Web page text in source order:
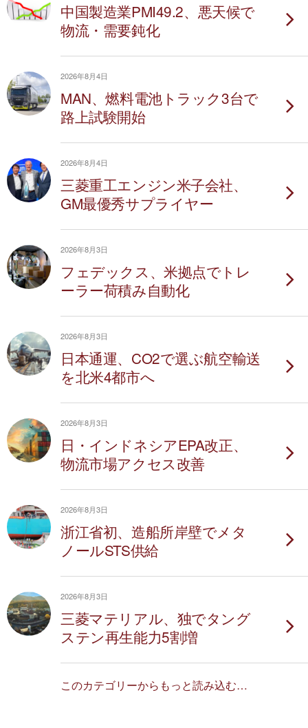
中国製造業PMI49.2、悪天候で
物流・需要鈍化
2026年8月4日
MAN、燃料電池トラック3台で
路上試験開始
2026年8月4日
三菱重工エンジン米子会社、
GM最優秀サプライヤー
2026年8月3日
フェデックス、米拠点でトレ
ーラー荷積み自動化
2026年8月3日
日本通運、CO2で選ぶ航空輸送
を北米4都市へ
2026年8月3日
日・インドネシアEPA改正、
物流市場アクセス改善
2026年8月3日
浙江省初、造船所岸壁でメタ
ノールSTS供給
2026年8月3日
三菱マテリアル、独でタング
ステン再生能力5割増
このカテゴリーからもっと読み込む…